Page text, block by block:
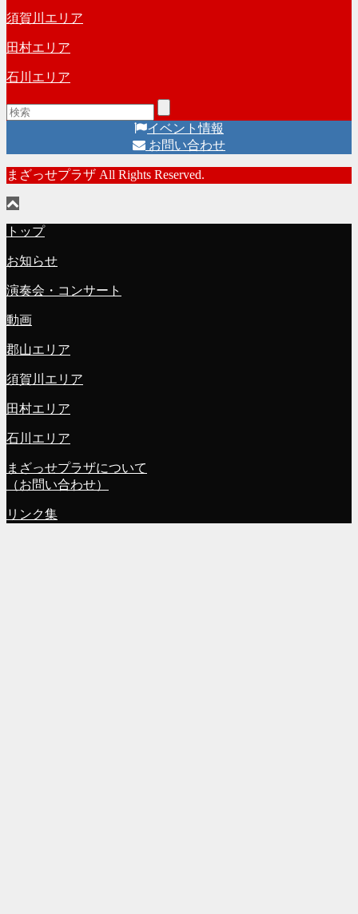
須賀川エリア
田村エリア
石川エリア
イベント情報
お問い合わせ
まざっせプラザ All Rights Reserved.
トップ
お知らせ
演奏会・コンサート
動画
郡山エリア
須賀川エリア
田村エリア
石川エリア
まざっせプラザについて
（お問い合わせ）
リンク集